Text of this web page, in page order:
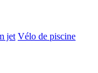
jet Vélo de piscine